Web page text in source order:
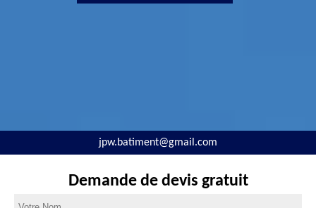
jpw.batiment@gmail.com
Demande de devis gratuit